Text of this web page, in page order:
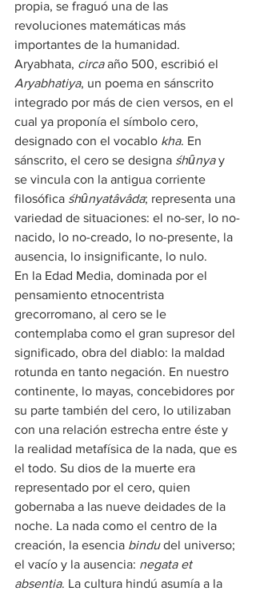
propia, se fraguó una de las
revoluciones matemáticas más
importantes de la humanidad.
Aryabhata, circa año 500, escribió el
Aryabhatiya, un poema en sánscrito
integrado por más de cien versos, en el
cual ya proponía el símbolo cero,
designado con el vocablo kha. En
sánscrito, el cero se designa śhȗnya y
se vincula con la antigua corriente
filosófica śhȗnyatâvâda; representa una
variedad de situaciones: el no-ser, lo no-
nacido, lo no-creado, lo no-presente, la
ausencia, lo insignificante, lo nulo.
En la Edad Media, dominada por el
pensamiento etnocentrista
grecorromano, al cero se le
contemplaba como el gran supresor del
significado, obra del diablo: la maldad
rotunda en tanto negación. En nuestro
continente, lo mayas, concebidores por
su parte también del cero, lo utilizaban
con una relación estrecha entre éste y
la realidad metafísica de la nada, que es
el todo. Su dios de la muerte era
representado por el cero, quien
gobernaba a las nueve deidades de la
noche. La nada como el centro de la
creación, la esencia bindu del universo;
el vacío y la ausencia: negata et
absentia. La cultura hindú asumía a la